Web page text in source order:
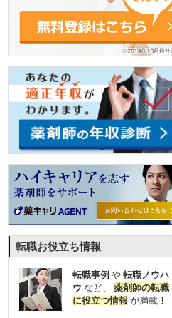
転職お役立ち情報
転職事例 や 転職ノウハ
ウ など、 薬剤師の転職
に役立つ情報 が満載！